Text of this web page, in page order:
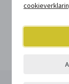
Deel deze